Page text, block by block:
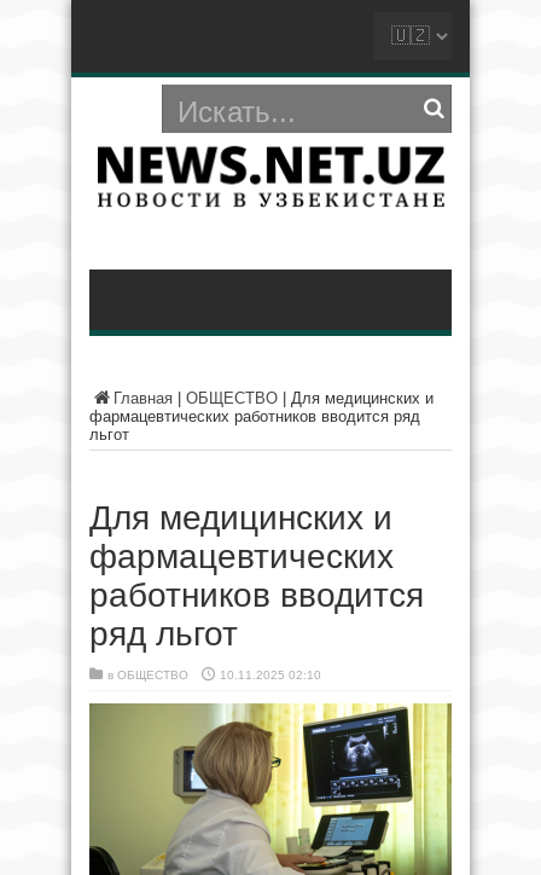
Главная ОБЩЕСТВО
Для медицинских и
фармацевтических работников вводится ряд
льгот
Для медицинских и
фармацевтических
работников вводится
ряд льгот
в ОБЩЕСТВО 10.11.2025 02:10